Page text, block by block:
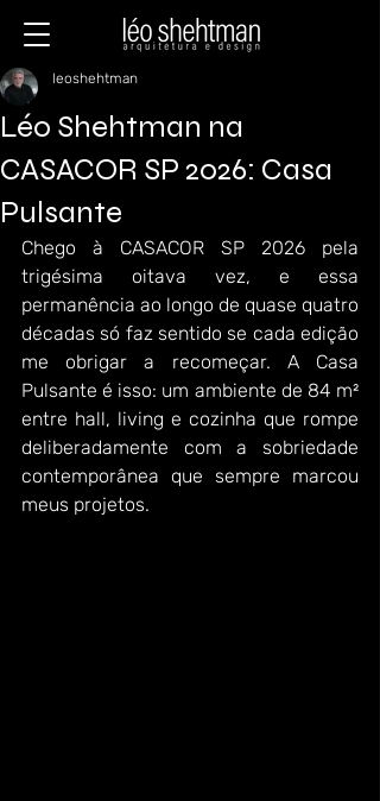
Léo Shehtman na
CASACOR SP 2026: Casa
Pulsante
leoshehtman
Chego à CASACOR SP 2026 pela
trigésima oitava vez, e essa
permanência ao longo de quase quatro
décadas só faz sentido se cada edição
me obrigar a recomeçar. A Casa
Pulsante é isso: um ambiente de 84 m²
entre hall, living e cozinha que rompe
deliberadamente com a sobriedade
contemporânea que sempre marcou
meus projetos.